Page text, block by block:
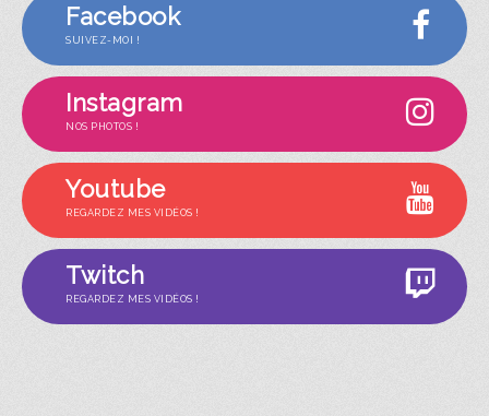
Facebook
SUIVEZ-MOI !
Instagram
NOS PHOTOS !
Youtube
REGARDEZ MES VIDÉOS !
Twitch
REGARDEZ MES VIDÉOS !